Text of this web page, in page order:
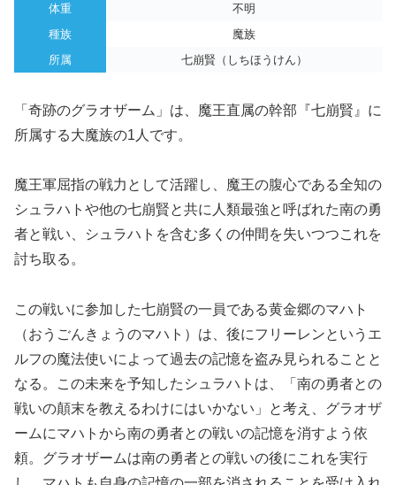
体重
不明
種族
魔族
所属
七崩賢（しちほうけん）
「奇跡のグラオザーム」は、魔王直属の幹部『七崩賢』に
所属する大魔族の1人です。
魔王軍屈指の戦力として活躍し、魔王の腹心である全知の
シュラハトや他の七崩賢と共に人類最強と呼ばれた南の勇
者と戦い、シュラハトを含む多くの仲間を失いつつこれを
討ち取る。
この戦いに参加した七崩賢の一員である黄金郷のマハト
（おうごんきょうのマハト）は、後にフリーレンというエ
ルフの魔法使いによって過去の記憶を盗み見られることと
なる。この未来を予知したシュラハトは、「南の勇者との
戦いの顛末を教えるわけにはいかない」と考え、グラオザ
ームにマハトから南の勇者との戦いの記憶を消すよう依
頼。グラオザームは南の勇者との戦いの後にこれを実行